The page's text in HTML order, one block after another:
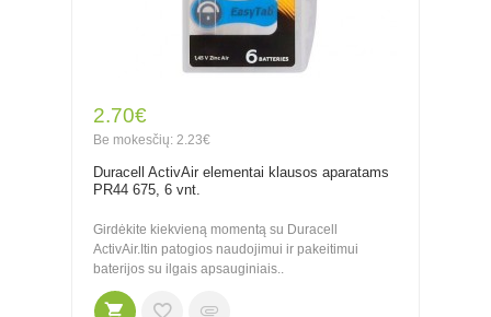
2.70€
Be mokesčių: 2.23€
Duracell ActivAir elementai klausos aparatams
PR44 675, 6 vnt.
Girdėkite kiekvieną momentą su Duracell
ActivAir.Itin patogios naudojimui ir pakeitimui
baterijos su ilgais apsauginiais..